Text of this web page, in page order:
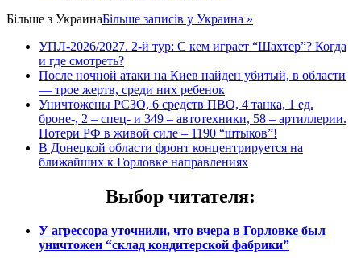
Більше з УкраинаБільше записів у Украина »
УПЛ-2026/2027. 2-й тур: С кем играет “Шахтер”? Когда
и где смотреть?
После ночной атаки на Киев найден убитый, в области
— трое жертв, среди них ребенок
Уничтожены РСЗО, 6 средств ПВО, 4 танка, 1 ед.
броне-, 2 – спец- и 349 – автотехники, 58 – артиллерии.
Потери РФ в живой силе – 1190 “штыков”!
В Донецкой области фронт концентрируется на
ближайших к Горловке направлениях
Выбор читателя:
У агрессора уточнили, что вчера в Горловке был
уничтожен “склад кондитерской фабрики”